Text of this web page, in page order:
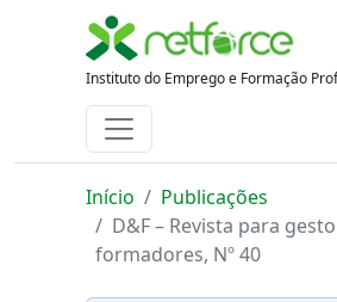
Instituto do Emprego e Formação
Início
Publicações
D&F – Revista para
formadores, Nº 40